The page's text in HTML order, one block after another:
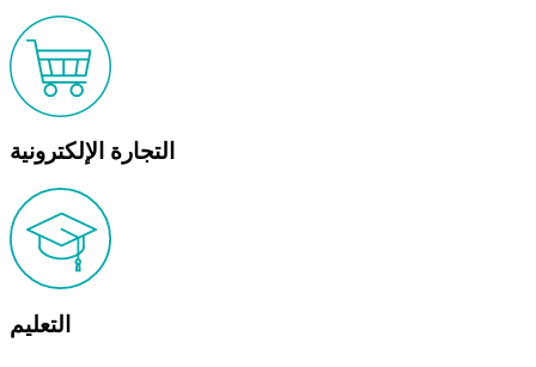
التجارة الإلكترونية
التعليم